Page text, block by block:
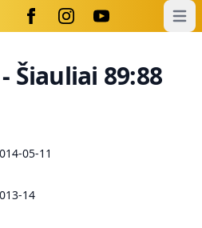
Šiauliai 89:88
05-11
14